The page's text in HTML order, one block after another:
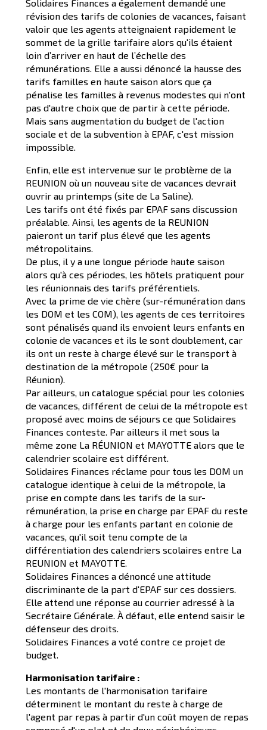
Solidaires Finances a également demandé une
révision des tarifs de colonies de vacances, faisant
valoir que les agents atteignaient rapidement le
sommet de la grille tarifaire alors qu'ils étaient
loin d’arriver en haut de l’échelle des
rémunérations. Elle a aussi dénoncé la hausse des
tarifs familles en haute saison alors que ça
pénalise les familles à revenus modestes qui n'ont
pas d'autre choix que de partir à cette période.
Mais sans augmentation du budget de l'action
sociale et de la subvention à EPAF, c'est mission
impossible.
Enfin, elle est intervenue sur le problème de la
REUNION où un nouveau site de vacances devrait
ouvrir au printemps (site de La Saline).
Les tarifs ont été fixés par EPAF sans discussion
préalable. Ainsi, les agents de la REUNION
paieront un tarif plus élevé que les agents
métropolitains.
De plus, il y a une longue période haute saison
alors qu'à ces périodes, les hôtels pratiquent pour
les réunionnais des tarifs préférentiels.
Avec la prime de vie chère (sur-rémunération dans
les DOM et les COM), les agents de ces territoires
sont pénalisés quand ils envoient leurs enfants en
colonie de vacances et ils le sont doublement, car
ils ont un reste à charge élevé sur le transport à
destination de la métropole (250€ pour la
Réunion).
Par ailleurs, un catalogue spécial pour les colonies
de vacances, différent de celui de la métropole est
proposé avec moins de séjours ce que Solidaires
Finances conteste. Par ailleurs il met sous la
même zone La RÉUNION et MAYOTTE alors que le
calendrier scolaire est différent.
Solidaires Finances réclame pour tous les DOM un
catalogue identique à celui de la métropole, la
prise en compte dans les tarifs de la sur-
rémunération, la prise en charge par EPAF du reste
à charge pour les enfants partant en colonie de
vacances, qu'il soit tenu compte de la
différentiation des calendriers scolaires entre La
REUNION et MAYOTTE.
Solidaires Finances a dénoncé une attitude
discriminante de la part d'EPAF sur ces dossiers.
Elle attend une réponse au courrier adressé à la
Secrétaire Générale. À défaut, elle entend saisir le
défenseur des droits.
Solidaires Finances a voté contre ce projet de
budget.
Harmonisation tarifaire :
Les montants de l'harmonisation tarifaire
déterminent le montant du reste à charge de
l'agent par repas à partir d'un coût moyen de repas